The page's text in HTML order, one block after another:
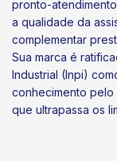
pronto-
a qualidade da
complementar
Sua marca é
Industrial (Inpi)
conhecimento
que ultrapassa os